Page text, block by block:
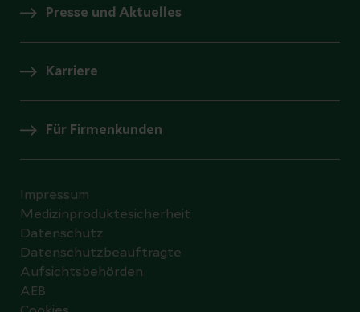
Presse und Aktuelles
Karriere
Für Firmenkunden
Impressum
Medizinproduktesicherheit
Datenschutz
Datenschutzbeauftragte
Aufsichtsbehörden
AEB